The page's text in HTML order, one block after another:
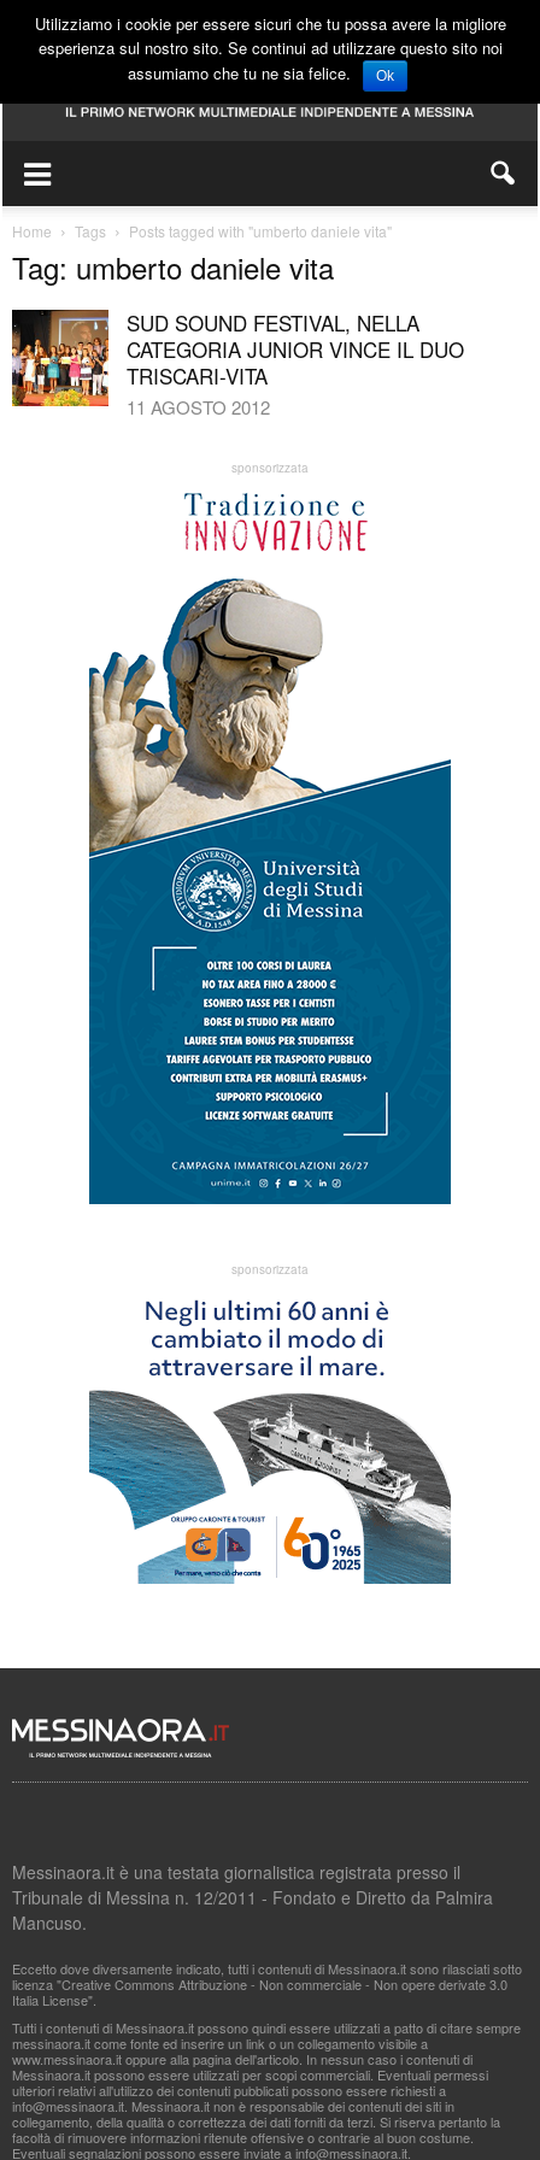
Home Tags Posts tagged with "umberto daniele vita"
Tag: umberto daniele vita
SUD SOUND FESTIVAL, NELLA
CATEGORIA JUNIOR VINCE IL DUO
TRISCARI-VITA
11 AGOSTO 2012
sponsorizzata
sponsorizzata
Messinaora.it è una testata giornalistica registrata presso il
Tribunale di Messina n. 12/2011 - Fondato e Diretto da Palmira
Mancuso.
Eccetto dove diversamente indicato, tutti i contenuti di Messinaora.it sono rilasciati sotto
licenza "Creative Commons Attribuzione - Non commerciale - Non opere derivate 3.0
Italia License".
Tutti i contenuti di Messinaora.it possono quindi essere utilizzati a patto di citare sempre
messinaora.it come fonte ed inserire un link o un collegamento visibile a
www.messinaora.it oppure alla pagina dell'articolo. In nessun caso i contenuti di
Messinaora.it possono essere utilizzati per scopi commerciali. Eventuali permessi
ulteriori relativi all'utilizzo dei contenuti pubblicati possono essere richiesti a
info@messinaora.it . Messinaora.it non è responsabile dei contenuti dei siti in
collegamento, della qualità o correttezza dei dati forniti da terzi. Si riserva pertanto la
facoltà di rimuovere informazioni ritenute offensive o contrarie al buon costume.
Eventuali segnalazioni possono essere inviate ainfo@messinaora.it
Utilizziamo i cookie per essere sicuri che tu possa avere la migliore
esperienza sul nostro sito. Se continui ad utilizzare questo sito noi
assumiamo che tu ne sia felice.
Ok